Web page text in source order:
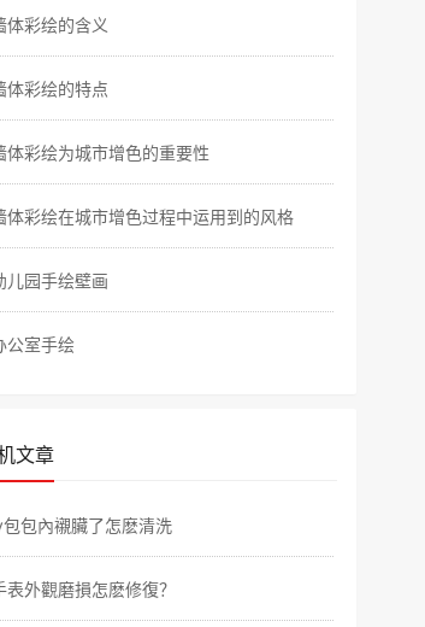
体彩绘的含义
体彩绘的特点
体彩绘为城市增色的重要性
体彩绘在城市增色过程中运用到的风格
儿园手绘壁画
公室手绘
文章
包包內襯臟了怎麽清洗
表外觀磨損怎麽修復？